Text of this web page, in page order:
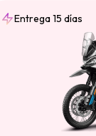
Entrega 15 días